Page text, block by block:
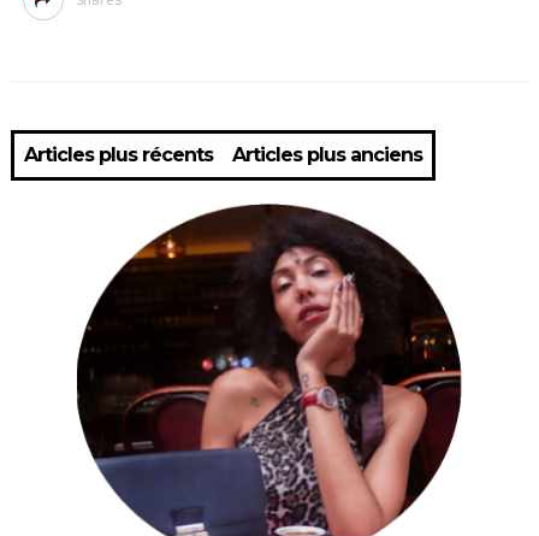
Articles plus récents Articles plus anciens